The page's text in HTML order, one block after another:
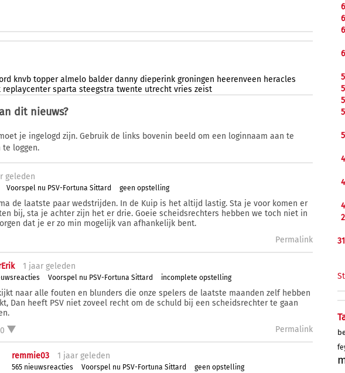
knvb topper almelo balder danny dieperink groningen heerenveen heracles
replaycenter sparta steegstra twente utrecht vries zeist
dit nieuws?
je ingelogd zijn. Gebruik de links bovenin beeld om een loginnaam aan te
te loggen.
geleden
Voorspel nu PSV-Fortuna Sittard geen opstelling
de laatste paar wedstrijden. In de Kuip is het altijd lastig. Sta je voor komen er
bij, sta je achter zijn het er drie. Goeie scheidsrechters hebben we toch niet in
dat je er zo min mogelijk van afhankelijk bent.
Permalink
1 jaar geleden
Voorspel nu PSV-Fortuna Sittard incomplete opstelling
naar alle fouten en blunders die onze spelers de laatste maanden zelf hebben
Dan heeft PSV niet zoveel recht om de schuld bij een scheidsrechter te gaan
Permalink
remmie03 1 jaar geleden
565 nieuwsreacties Voorspel nu PSV-Fortuna Sittard geen opstelling